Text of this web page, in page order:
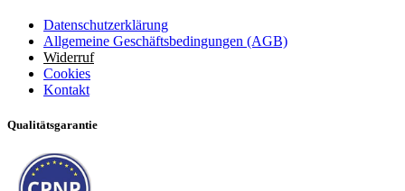
Datenschutzerklärung
Allgemeine Geschäftsbedingungen (AGB)
Widerruf
Cookies
Kontakt
Qualitätsgarantie